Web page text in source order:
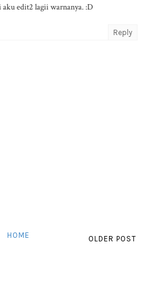
edit2 lagii warnanya. :D
Reply
OLDER POST
HOME